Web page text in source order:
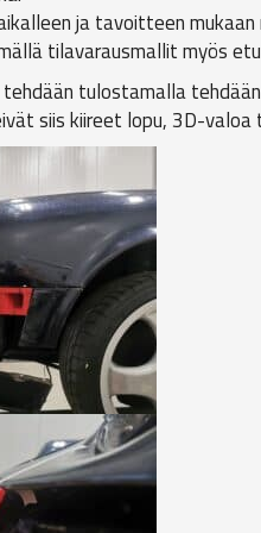
ja tavoitteen
tilavarausmallit myös
tulostamalla
siis kiireet lopu, 3D-valoa